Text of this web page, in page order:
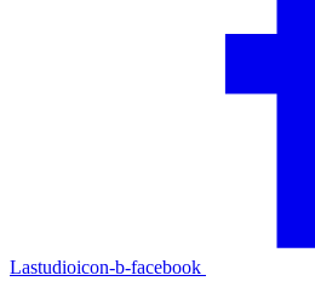
Lastudioicon-b-facebook